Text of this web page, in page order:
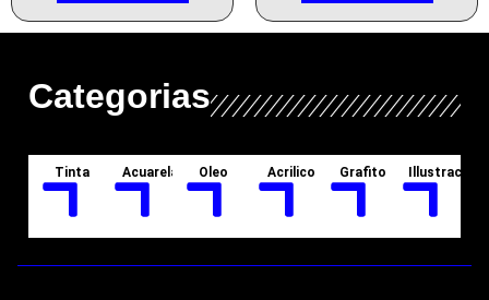
Categorias
Tinta Acuarela Oleo Acrilico Grafito Illustracion